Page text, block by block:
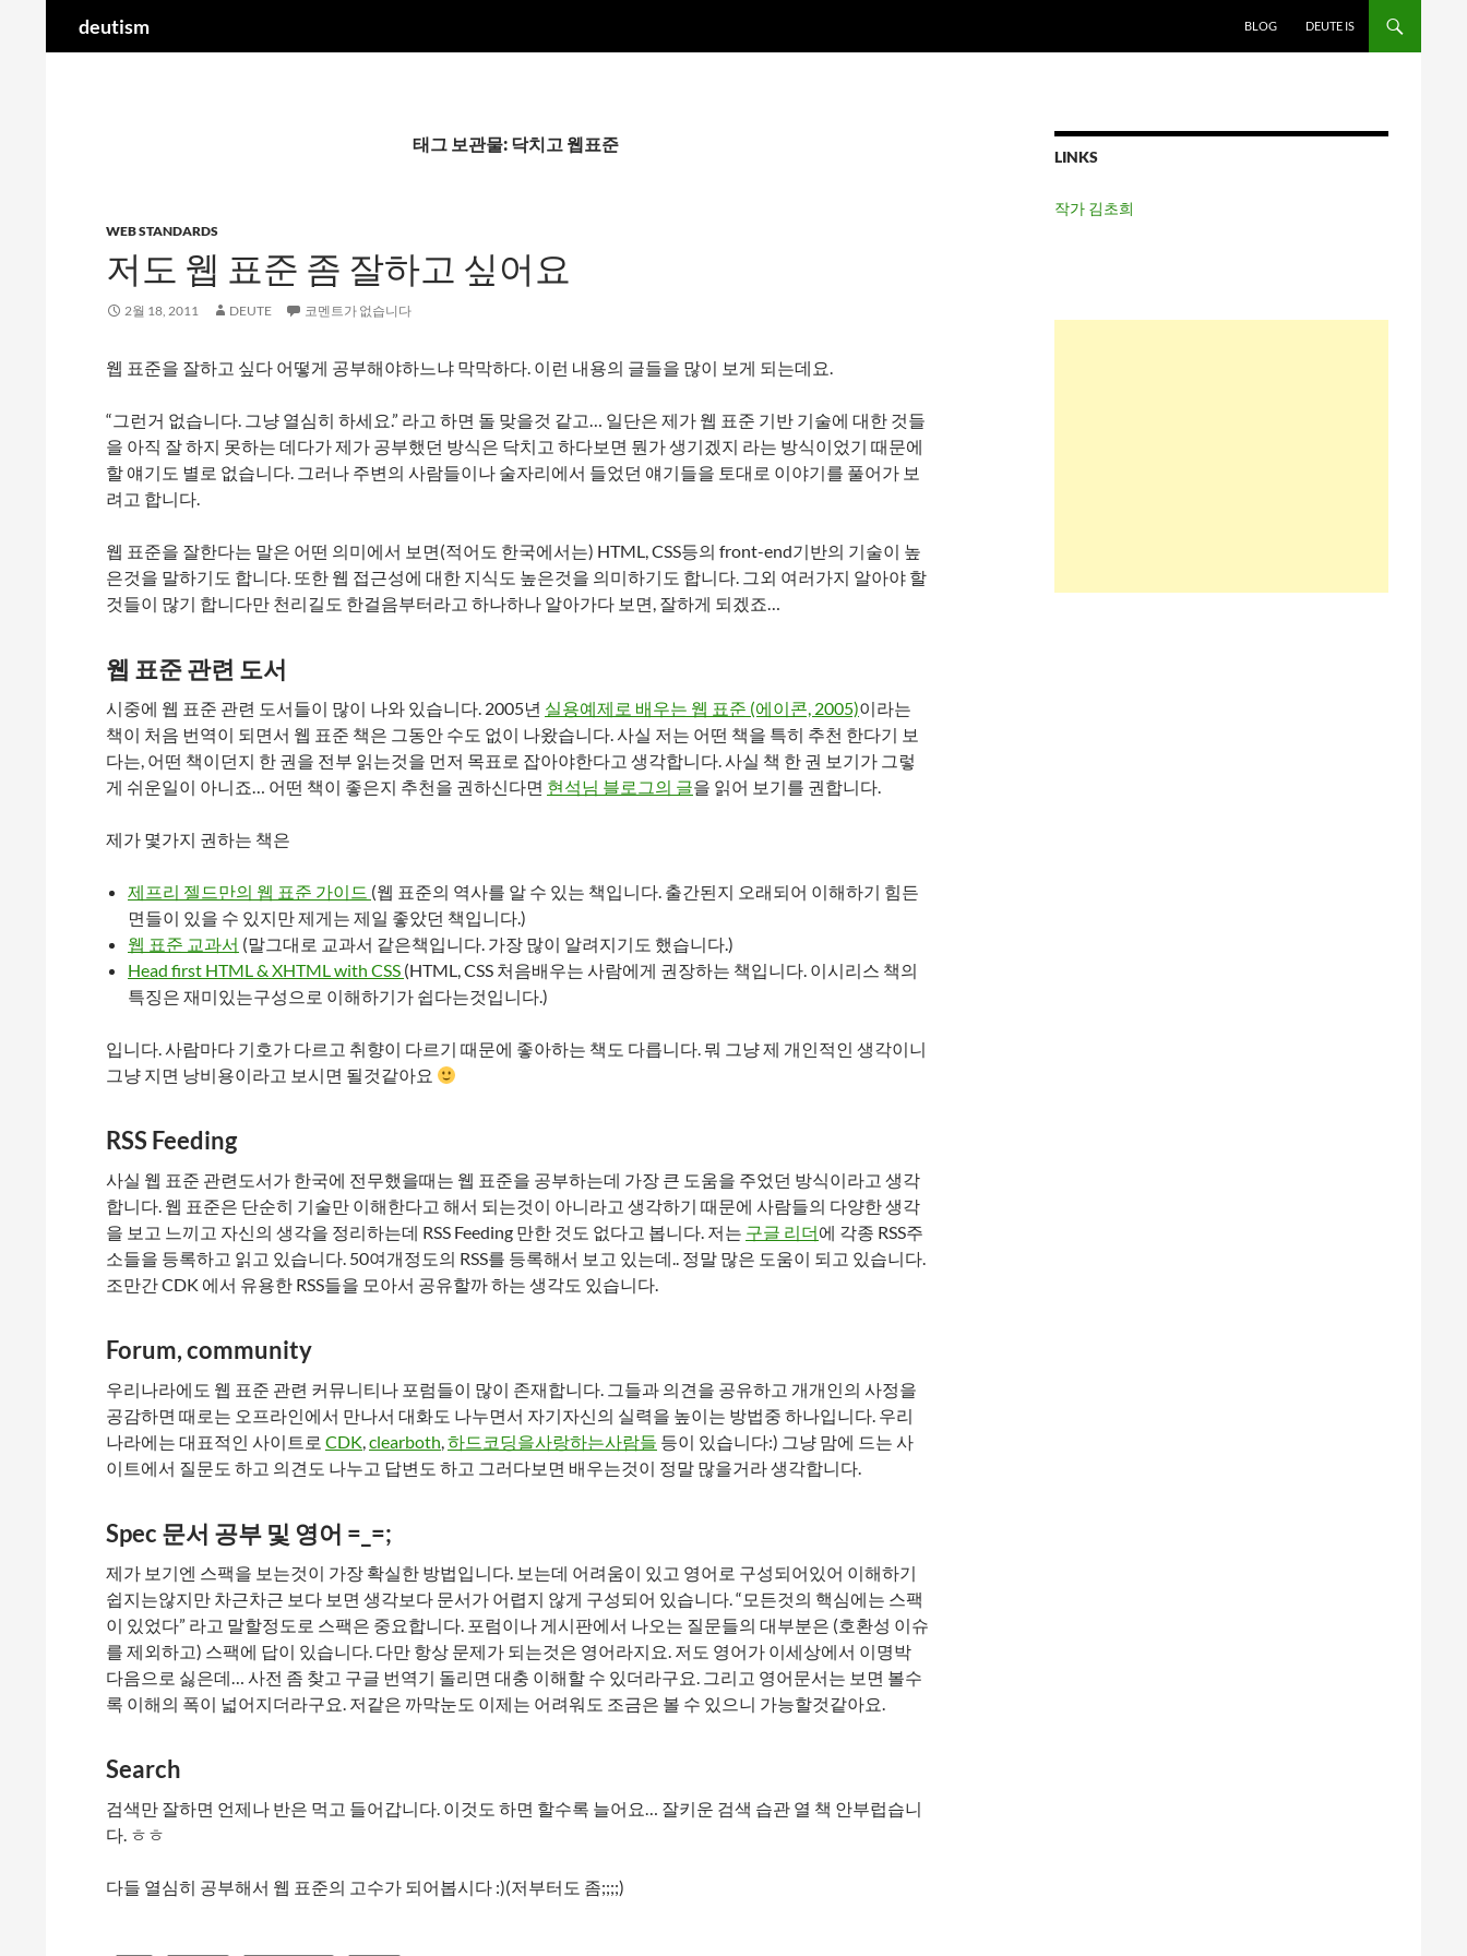
deutism BLOG DEUTE IS
태그 보관물: 닥치고 웹표준
WEB STANDARDS
저도 웹 표준 좀 잘하고 싶어요
2월 18, 2011 DEUTE 코멘트가 없습니다
웹 표준을 잘하고 싶다 어떻게 공부해야하느냐 막막하다. 이런 내용의 글들을 많이 보게 되는데요.
“그런거 없습니다. 그냥 열심히 하세요.” 라고 하면 돌 맞을것 같고… 일단은 제가 웹 표준 기반 기술에 대한 것들
을 아직 잘 하지 못하는 데다가 제가 공부했던 방식은 닥치고 하다보면 뭔가 생기겠지 라는 방식이었기 때문에
할 얘기도 별로 없습니다. 그러나 주변의 사람들이나 술자리에서 들었던 얘기들을 토대로 이야기를 풀어가 보
려고 합니다.
웹 표준을 잘한다는 말은 어떤 의미에서 보면(적어도 한국에서는) HTML, CSS등의 front-end기반의 기술이 높
은것을 말하기도 합니다. 또한 웹 접근성에 대한 지식도 높은것을 의미하기도 합니다. 그외 여러가지 알아야 할
것들이 많기 합니다만 천리길도 한걸음부터라고 하나하나 알아가다 보면, 잘하게 되겠죠…
웹 표준 관련 도서
시중에 웹 표준 관련 도서들이 많이 나와 있습니다. 2005년 실용예제로 배우는 웹 표준 (에이콘, 2005)이라는
책이 처음 번역이 되면서 웹 표준 책은 그동안 수도 없이 나왔습니다. 사실 저는 어떤 책을 특히 추천 한다기 보
다는, 어떤 책이던지 한 권을 전부 읽는것을 먼저 목표로 잡아야한다고 생각합니다. 사실 책 한 권 보기가 그렇
게 쉬운일이 아니죠… 어떤 책이 좋은지 추천을 권하신다면 현석님 블로그의 글을 읽어 보기를 권합니다.
제가 몇가지 권하는 책은
제프리 젤드만의 웹 표준 가이드 (웹 표준의 역사를 알 수 있는 책입니다. 출간된지 오래되어 이해하기 힘든
면들이 있을 수 있지만 제게는 제일 좋았던 책입니다.)
웹 표준 교과서 (말그대로 교과서 같은책입니다. 가장 많이 알려지기도 했습니다.)
Head first HTML & XHTML with CSS (HTML, CSS 처음배우는 사람에게 권장하는 책입니다. 이시리스 책의
특징은 재미있는구성으로 이해하기가 쉽다는것입니다.)
입니다. 사람마다 기호가 다르고 취향이 다르기 때문에 좋아하는 책도 다릅니다. 뭐 그냥 제 개인적인 생각이니
그냥 지면 낭비용이라고 보시면 될것같아요
RSS Feeding
사실 웹 표준 관련도서가 한국에 전무했을때는 웹 표준을 공부하는데 가장 큰 도움을 주었던 방식이라고 생각
합니다. 웹 표준은 단순히 기술만 이해한다고 해서 되는것이 아니라고 생각하기 때문에 사람들의 다양한 생각
을 보고 느끼고 자신의 생각을 정리하는데 RSS Feeding 만한 것도 없다고 봅니다. 저는 구글 리더에 각종 RSS주
소들을 등록하고 읽고 있습니다. 50여개정도의 RSS를 등록해서 보고 있는데.. 정말 많은 도움이 되고 있습니다.
조만간 CDK 에서 유용한 RSS들을 모아서 공유할까 하는 생각도 있습니다.
Forum, community
우리나라에도 웹 표준 관련 커뮤니티나 포럼들이 많이 존재합니다. 그들과 의견을 공유하고 개개인의 사정을
공감하면 때로는 오프라인에서 만나서 대화도 나누면서 자기자신의 실력을 높이는 방법중 하나입니다. 우리
나라에는 대표적인 사이트로 CDK,clearboth,하드코딩을사랑하는사람들 등이 있습니다:) 그냥 맘에 드는 사
이트에서 질문도 하고 의견도 나누고 답변도 하고 그러다보면 배우는것이 정말 많을거라 생각합니다.
Spec 문서 공부 및 영어 =_=;
제가 보기엔 스팩을 보는것이 가장 확실한 방법입니다. 보는데 어려움이 있고 영어로 구성되어있어 이해하기
쉽지는않지만 차근차근 보다 보면 생각보다 문서가 어렵지 않게 구성되어 있습니다. “모든것의 핵심에는 스팩
이 있었다” 라고 말할정도로 스팩은 중요합니다. 포럼이나 게시판에서 나오는 질문들의 대부분은 (호환성 이슈
를 제외하고) 스팩에 답이 있습니다. 다만 항상 문제가 되는것은 영어라지요. 저도 영어가 이세상에서 이명박
다음으로 싫은데… 사전 좀 찾고 구글 번역기 돌리면 대충 이해할 수 있더라구요. 그리고 영어문서는 보면 볼수
록 이해의 폭이 넓어지더라구요. 저같은 까막눈도 이제는 어려워도 조금은 볼 수 있으니 가능할것같아요.
Search
검색만 잘하면 언제나 반은 먹고 들어갑니다. 이것도 하면 할수록 늘어요… 잘키운 검색 습관 열 책 안부럽습니
다. ㅎㅎ
다들 열심히 공부해서 웹 표준의 고수가 되어봅시다 :)(저부터도 좀;;;;)
LINKS
작가 김초희